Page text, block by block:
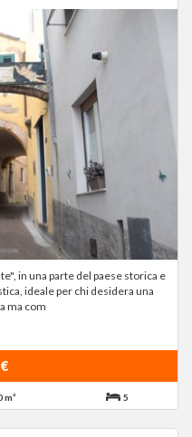
in una parte del paese storica e
ideale per chi desidera una
ma com
m² 5